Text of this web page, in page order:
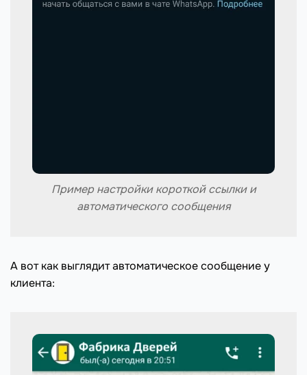
Пример настройки короткой ссылки и
автоматического сообщения
А вот как выглядит автоматическое сообщение у
клиента: